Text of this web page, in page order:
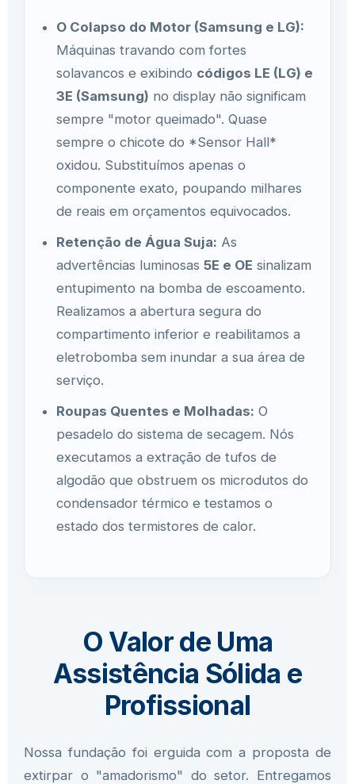
O Colapso do Motor (Samsung e LG):
Máquinas travando com fortes
solavancos e exibindo códigos LE (LG) e
3E (Samsung) no display não significam
sempre "motor queimado". Quase
sempre o chicote do *Sensor Hall*
oxidou. Substituímos apenas o
componente exato, poupando milhares
de reais em orçamentos equivocados.
Retenção de Água Suja: As
advertências luminosas 5E e OE sinalizam
entupimento na bomba de escoamento.
Realizamos a abertura segura do
compartimento inferior e reabilitamos a
eletrobomba sem inundar a sua área de
serviço.
Roupas Quentes e Molhadas: O
pesadelo do sistema de secagem. Nós
executamos a extração de tufos de
algodão que obstruem os microdutos do
condensador térmico e testamos o
estado dos termistores de calor.
O Valor de Uma
Assistência Sólida e
Profissional
Nossa fundação foi erguida com a proposta de
extirpar o "amadorismo" do setor. Entregamos